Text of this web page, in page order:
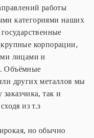
работы
категориями наших
корпорации,
лицами и
Объёмные
других металлов мы
так и
из т.з
но обычно